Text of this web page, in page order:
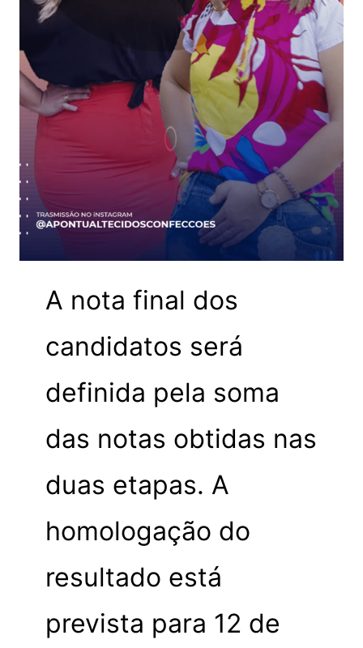
A nota final dos
candidatos será
definida pela soma
das notas obtidas nas
duas etapas. A
homologação do
resultado está
prevista para 12 de